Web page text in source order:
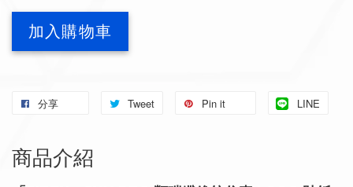
加入購物車
分享 Tweet Pin it LINE
商品介紹